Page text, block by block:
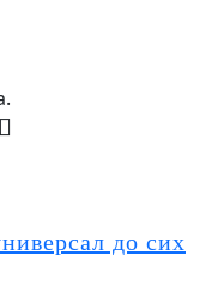
до сих